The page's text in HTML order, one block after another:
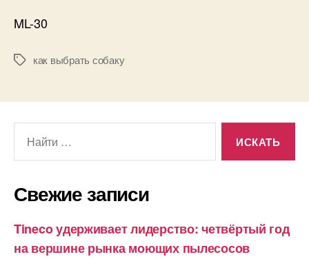
ML-30
Меткикак выбрать собаку
Свежие записи
Tineco удерживает лидерство: четвёртый год
на вершине рынка моющих пылесосов